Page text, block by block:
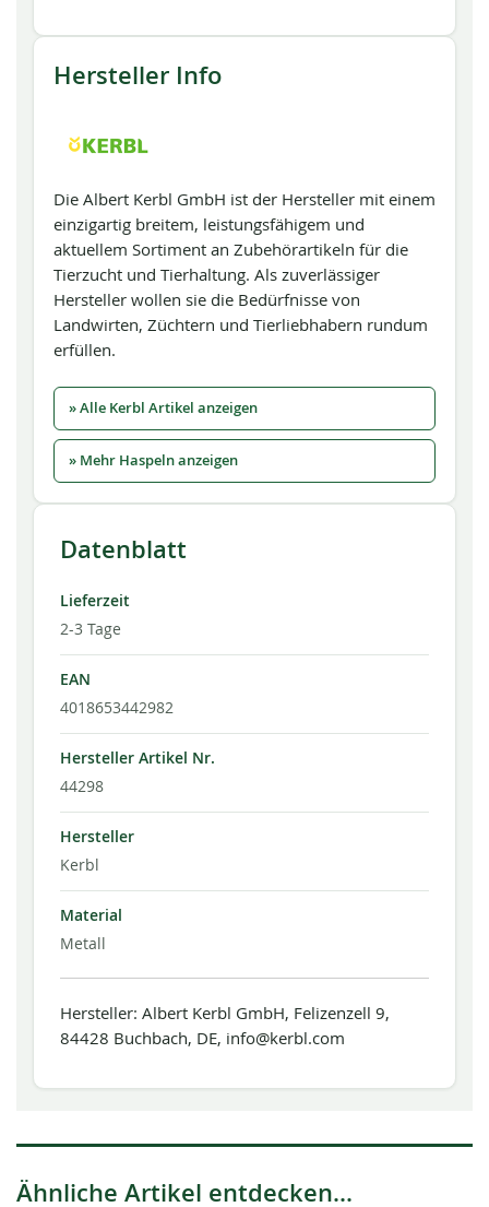
Hersteller Info
Die Albert Kerbl GmbH ist der Hersteller mit einem
einzigartig breitem, leistungsfähigem und
aktuellem Sortiment an Zubehörartikeln für die
Tierzucht und Tierhaltung. Als zuverlässiger
Hersteller wollen sie die Bedürfnisse von
Landwirten, Züchtern und Tierliebhabern rundum
erfüllen.
» Alle Kerbl Artikel anzeigen
» Mehr Haspeln anzeigen
Datenblatt
Lieferzeit
2-3 Tage
EAN
4018653442982
Hersteller Artikel Nr.
44298
Hersteller
Kerbl
Material
Metall
Hersteller: Albert Kerbl GmbH, Felizenzell 9,
84428 Buchbach, DE, info@kerbl.com
Ähnliche Artikel entdecken...